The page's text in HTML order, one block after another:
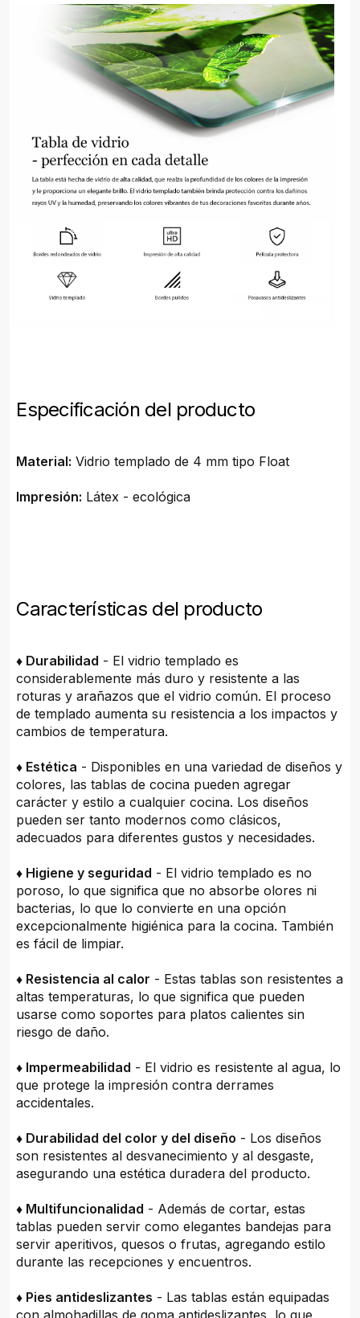
Especificación del producto
Material: Vidrio templado de 4 mm tipo Float
Impresión: Látex - ecológica
Características del producto
♦ Durabilidad - El vidrio templado es
considerablemente más duro y resistente a las
roturas y arañazos que el vidrio común. El proceso
de templado aumenta su resistencia a los impactos y
cambios de temperatura.
♦ Estética - Disponibles en una variedad de diseños y
colores, las tablas de cocina pueden agregar
carácter y estilo a cualquier cocina. Los diseños
pueden ser tanto modernos como clásicos,
adecuados para diferentes gustos y necesidades.
♦ Higiene y seguridad - El vidrio templado es no
poroso, lo que significa que no absorbe olores ni
bacterias, lo que lo convierte en una opción
excepcionalmente higiénica para la cocina. También
es fácil de limpiar.
♦ Resistencia al calor - Estas tablas son resistentes a
altas temperaturas, lo que significa que pueden
usarse como soportes para platos calientes sin
riesgo de daño.
♦ Impermeabilidad - El vidrio es resistente al agua, lo
que protege la impresión contra derrames
accidentales.
♦ Durabilidad del color y del diseño - Los diseños
son resistentes al desvanecimiento y al desgaste,
asegurando una estética duradera del producto.
♦ Multifuncionalidad - Además de cortar, estas
tablas pueden servir como elegantes bandejas para
servir aperitivos, quesos o frutas, agregando estilo
durante las recepciones y encuentros.
♦ Pies antideslizantes - Las tablas están equipadas